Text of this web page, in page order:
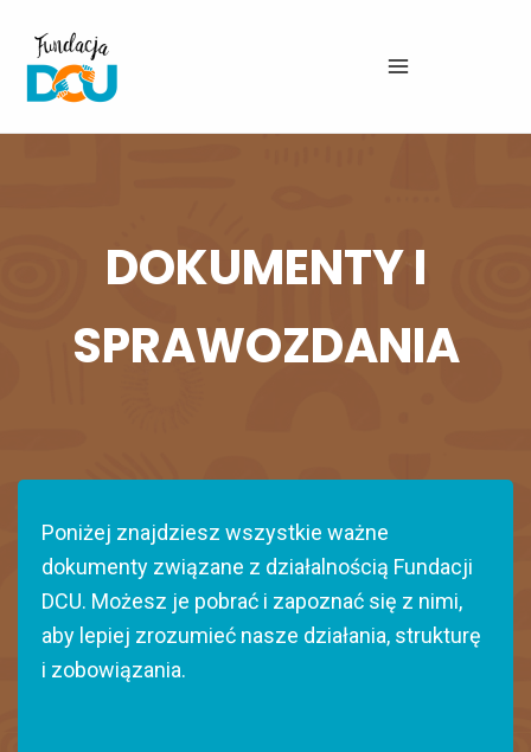
treści
DOKUMENTY I
SPRAWOZDANIA
Poniżej znajdziesz wszystkie ważne
dokumenty związane z działalnością Fundacji
DCU. Możesz je pobrać i zapoznać się z nimi,
aby lepiej zrozumieć nasze działania, strukturę
i zobowiązania.